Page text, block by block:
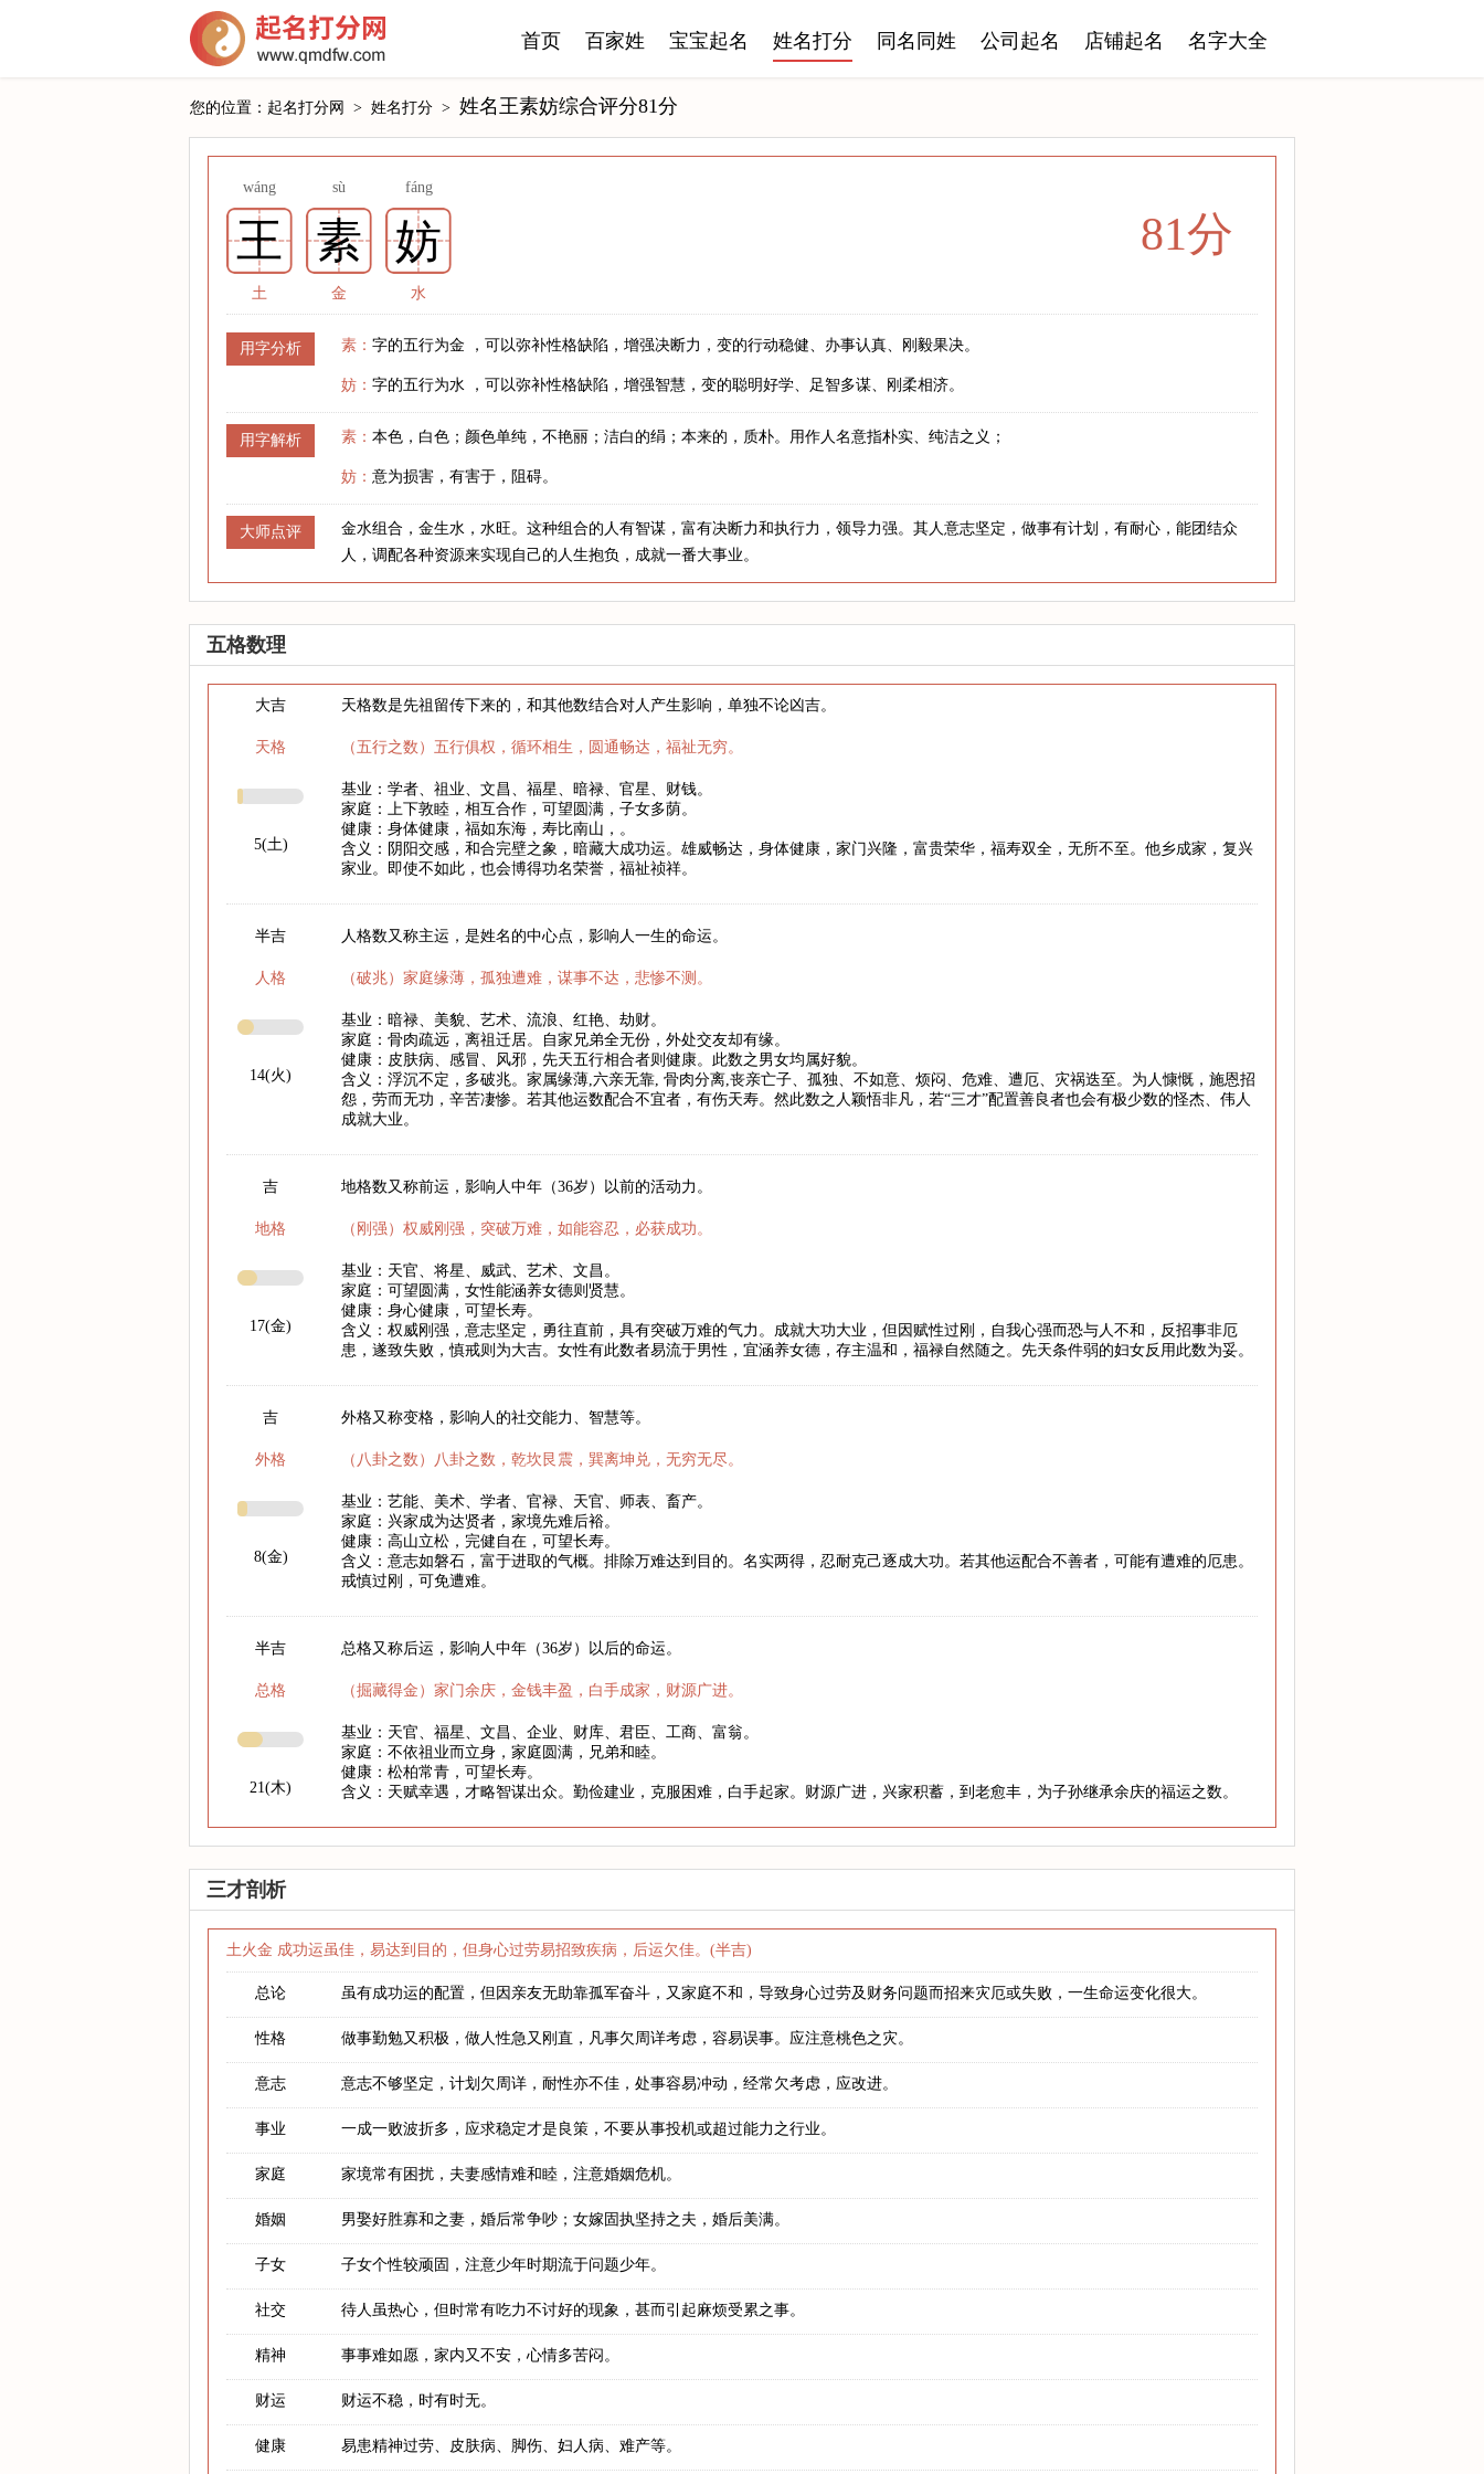
首页 百家姓 宝宝起名 姓名打分 同名同姓 公司起名 店铺起名 名字大全
您的位置： 起名打分网 > 姓名打分 > 姓名王素妨综合评分81分
wáng sù fáng
王 素 妨
土 金 水
81分
用字分析 素： 字的五行为金 ，可以弥补性格缺陷，增强决断力，变的行动稳健、办事认真、刚毅果决。
妨： 字的五行为水 ，可以弥补性格缺陷，增强智慧，变的聪明好学、足智多谋、刚柔相济。
用字解析 素： 本色，白色；颜色单纯，不艳丽；洁白的绢；本来的，质朴。用作人名意指朴实、纯洁之义；
妨： 意为损害，有害于，阻碍。
大师点评
金水组合，金生水，水旺。这种组合的人有智谋，富有决断力和执行力，领导力强。其人意志坚定，做事有计划，有耐心，能团结众
人，调配各种资源来实现自己的人生抱负，成就一番大事业。
五格数理
大吉
天格
5(土)
天格数是先祖留传下来的，和其他数结合对人产生影响，单独不论凶吉。
（五行之数）五行俱权，循环相生，圆通畅达，福祉无穷。
基业：学者、祖业、文昌、福星、暗禄、官星、财钱。
家庭：上下敦睦，相互合作，可望圆满，子女多荫。
健康：身体健康，福如东海，寿比南山，。
含义：阴阳交感，和合完壁之象，暗藏大成功运。雄威畅达，身体健康，家门兴隆，富贵荣华，福寿双全，无所不至。他乡成家，复兴
家业。即使不如此，也会博得功名荣誉，福祉祯祥。
半吉
人格
14(火)
人格数又称主运，是姓名的中心点，影响人一生的命运。
（破兆）家庭缘薄，孤独遭难，谋事不达，悲惨不测。
基业：暗禄、美貌、艺术、流浪、红艳、劫财。
家庭：骨肉疏远，离祖迁居。自家兄弟全无份，外处交友却有缘。
健康：皮肤病、感冒、风邪，先天五行相合者则健康。此数之男女均属好貌。
含义：浮沉不定，多破兆。家属缘薄,六亲无靠, 骨肉分离,丧亲亡子、孤独、不如意、烦闷、危难、遭厄、灾祸迭至。为人慷慨，施恩招
怨，劳而无功，辛苦凄惨。若其他运数配合不宜者，有伤天寿。然此数之人颖悟非凡，若“三才”配置善良者也会有极少数的怪杰、伟人
成就大业。
吉
地格
17(金)
地格数又称前运，影响人中年（36岁）以前的活动力。
（刚强）权威刚强，突破万难，如能容忍，必获成功。
基业：天官、将星、威武、艺术、文昌。
家庭：可望圆满，女性能涵养女德则贤慧。
健康：身心健康，可望长寿。
含义：权威刚强，意志坚定，勇往直前，具有突破万难的气力。成就大功大业，但因赋性过刚，自我心强而恐与人不和，反招事非厄
患，遂致失败，慎戒则为大吉。女性有此数者易流于男性，宜涵养女德，存主温和，福禄自然随之。先天条件弱的妇女反用此数为妥。
吉
外格
8(金)
外格又称变格，影响人的社交能力、智慧等。
（八卦之数）八卦之数，乾坎艮震，巽离坤兑，无穷无尽。
基业：艺能、美术、学者、官禄、天官、师表、畜产。
家庭：兴家成为达贤者，家境先难后裕。
健康：高山立松，完健自在，可望长寿。
含义：意志如磐石，富于进取的气概。排除万难达到目的。名实两得，忍耐克己逐成大功。若其他运配合不善者，可能有遭难的厄患。
戒慎过刚，可免遭难。
半吉
总格
21(木)
总格又称后运，影响人中年（36岁）以后的命运。
（掘藏得金）家门余庆，金钱丰盈，白手成家，财源广进。
基业：天官、福星、文昌、企业、财库、君臣、工商、富翁。
家庭：不依祖业而立身，家庭圆满，兄弟和睦。
健康：松柏常青，可望长寿。
含义：天赋幸遇，才略智谋出众。勤俭建业，克服困难，白手起家。财源广进，兴家积蓄，到老愈丰，为子孙继承余庆的福运之数。
三才剖析
土火金 成功运虽佳，易达到目的，但身心过劳易招致疾病，后运欠佳。(半吉)
总论 虽有成功运的配置，但因亲友无助靠孤军奋斗，又家庭不和，导致身心过劳及财务问题而招来灾厄或失败，一生命运变化很大。
性格 做事勤勉又积极，做人性急又刚直，凡事欠周详考虑，容易误事。应注意桃色之灾。
意志 意志不够坚定，计划欠周详，耐性亦不佳，处事容易冲动，经常欠考虑，应改进。
事业 一成一败波折多，应求稳定才是良策，不要从事投机或超过能力之行业。
家庭 家境常有困扰，夫妻感情难和睦，注意婚姻危机。
婚姻 男娶好胜寡和之妻，婚后常争吵；女嫁固执坚持之夫，婚后美满。
子女 子女个性较顽固，注意少年时期流于问题少年。
社交 待人虽热心，但时常有吃力不讨好的现象，甚而引起麻烦受累之事。
精神 事事难如愿，家内又不安，心情多苦闷。
财运 财运不稳，时有时无。
健康 易患精神过劳、皮肤病、脚伤、妇人病、难产等。